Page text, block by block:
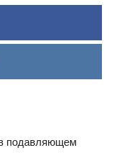
подавляющем